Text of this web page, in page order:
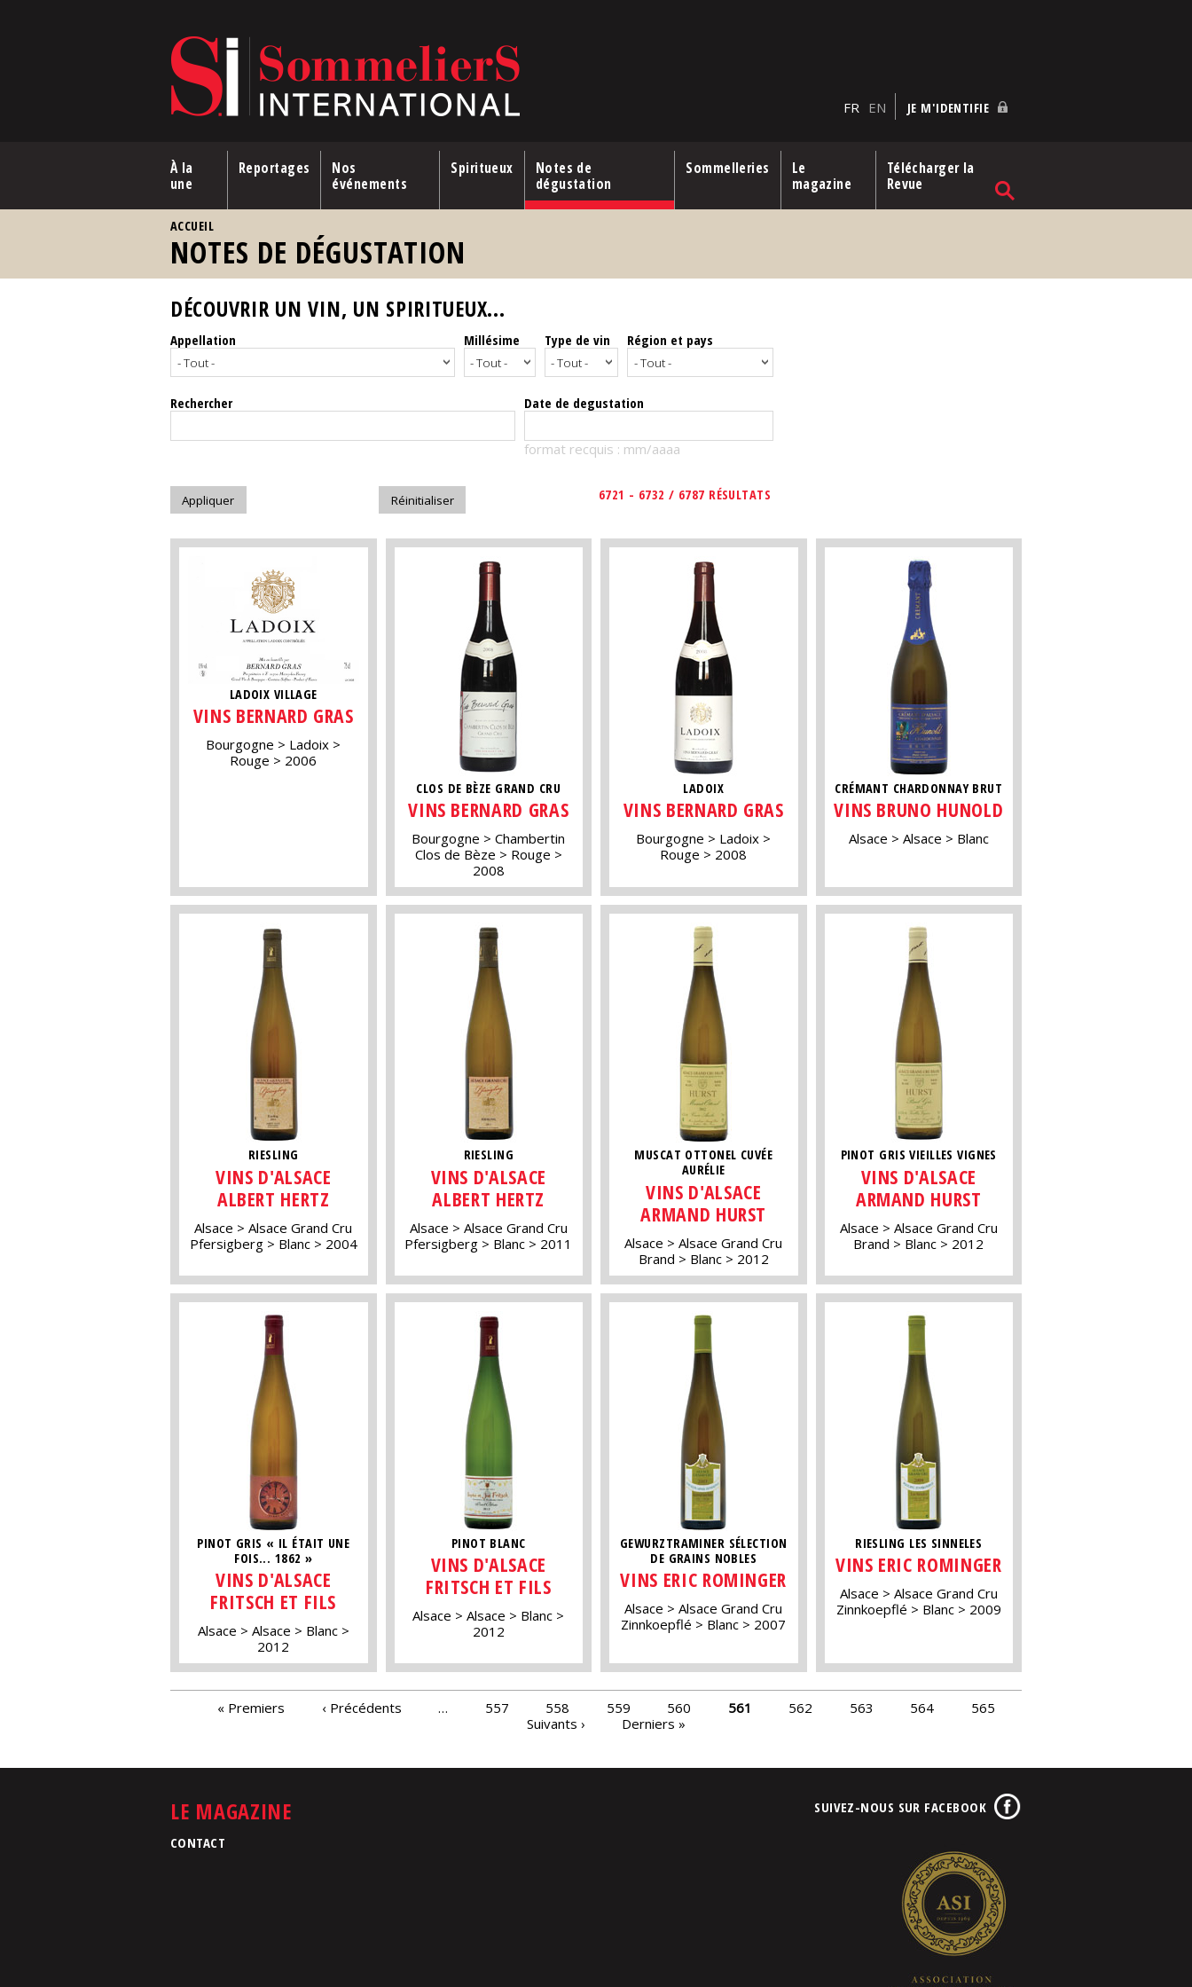
FR EN JE M'IDENTIFIE
À la
une
Reportages
Nos
événements
Spiritueux
Notes de
dégustation
Sommelleries
Le
magazine
Télécharger la
Revue
ACCUEIL
NOTES DE DÉGUSTATION
DÉCOUVRIR UN VIN, UN SPIRITUEUX...
Appellation Millésime Type de vin Région et pays
Rechercher Date de degustation
format recquis : mm/aaaa
6721 - 6732 / 6787 RÉSULTATS
LADOIX VILLAGE
VINS BERNARD GRAS
Bourgogne
Ladoix
Rouge
2006
CLOS DE BÈZE GRAND CRU
VINS BERNARD GRAS
Bourgogne
Chambertin
Clos de Bèze
Rouge
2008
LADOIX
VINS BERNARD GRAS
Bourgogne
Ladoix
Rouge
2008
CRÉMANT CHARDONNAY BRUT
VINS BRUNO HUNOLD
Alsace Alsace Blanc
RIESLING
VINS D'ALSACE
ALBERT HERTZ
Alsace
Alsace Grand Cru
Pfersigberg
Blanc 2004
RIESLING
VINS D'ALSACE
ALBERT HERTZ
Alsace
Alsace Grand Cru
Pfersigberg
Blanc 2011
MUSCAT OTTONEL CUVÉE
AURÉLIE
VINS D'ALSACE
ARMAND HURST
Alsace
Alsace Grand Cru
Brand
Blanc 2012
PINOT GRIS VIEILLES VIGNES
VINS D'ALSACE
ARMAND HURST
Alsace
Alsace Grand Cru
Brand
Blanc 2012
PINOT GRIS « IL ÉTAIT UNE
FOIS... 1862 »
VINS D'ALSACE
FRITSCH ET FILS
Alsace Alsace
Blanc
2012
PINOT BLANC
VINS D'ALSACE
FRITSCH ET FILS
Alsace Alsace
Blanc
2012
GEWURZTRAMINER SÉLECTION
DE GRAINS NOBLES
VINS ERIC ROMINGER
Alsace
Alsace Grand Cru
Zinnkoepflé
Blanc 2007
RIESLING LES SINNELES
VINS ERIC ROMINGER
Alsace
Alsace Grand Cru
Zinnkoepflé
Blanc 2009
PAGES« Premiers ‹ Précédents … 557 558 559 560 561 562 563 564
565
Suivants ›
Derniers »
LE MAGAZINE
CONTACT
SUIVEZ-NOUS SUR FACEBOOK